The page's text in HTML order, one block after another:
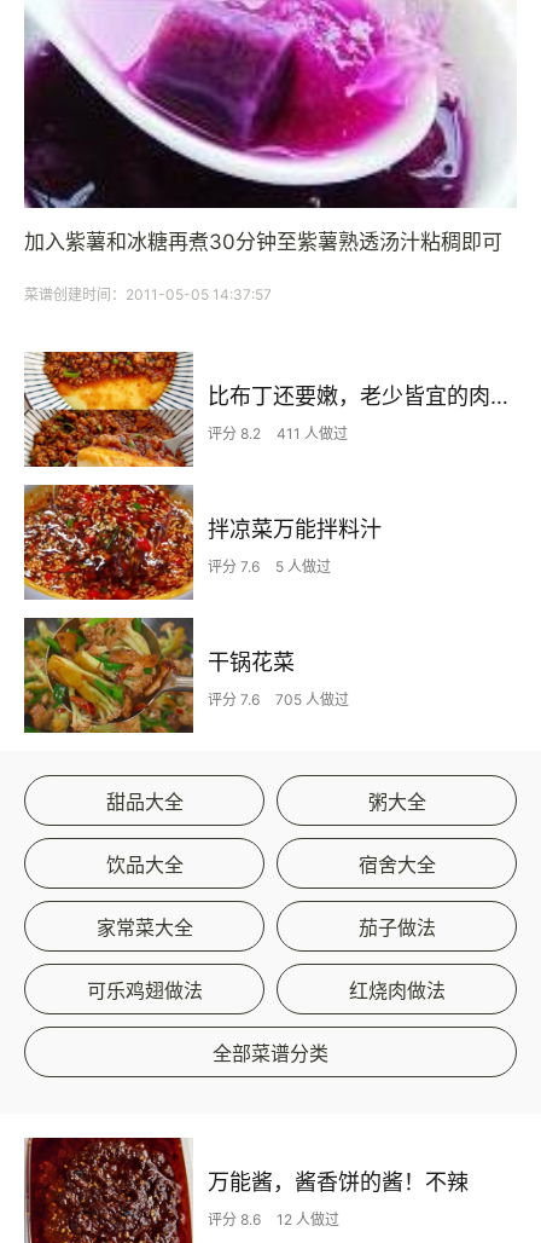
加入紫薯和冰糖再煮30分钟至紫薯熟透汤汁粘稠即可
菜谱创建时间：2011-05-05 14:37:57
比布丁还要嫩，老少皆宜的肉沫蒸蛋
评分 8.2 411 人做过
拌凉菜万能拌料汁
评分 7.6 5 人做过
干锅花菜
评分 7.6 705 人做过
甜品大全 粥大全
饮品大全 宿舍大全
家常菜大全 茄子做法
可乐鸡翅做法 红烧肉做法
全部菜谱分类
万能酱，酱香饼的酱！不辣
评分 8.6 12 人做过